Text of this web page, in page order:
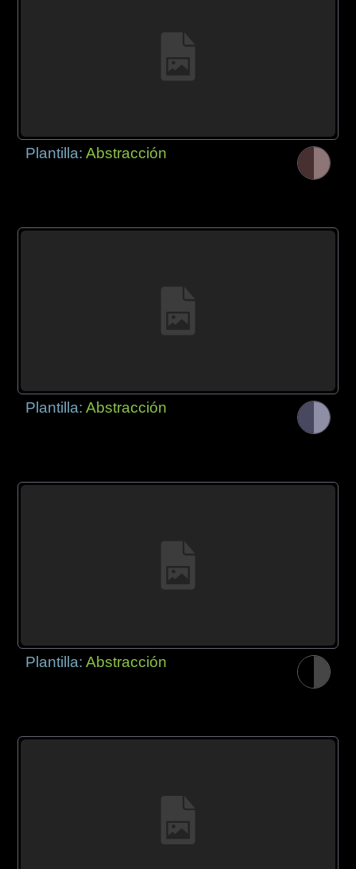
Plantilla:Abstracción
Plantilla:Abstracción
Plantilla:Abstracción